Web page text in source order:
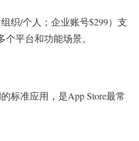
织/个人；企业账号$299）支
平台和功能场景。
的标准应用，是App Store最常